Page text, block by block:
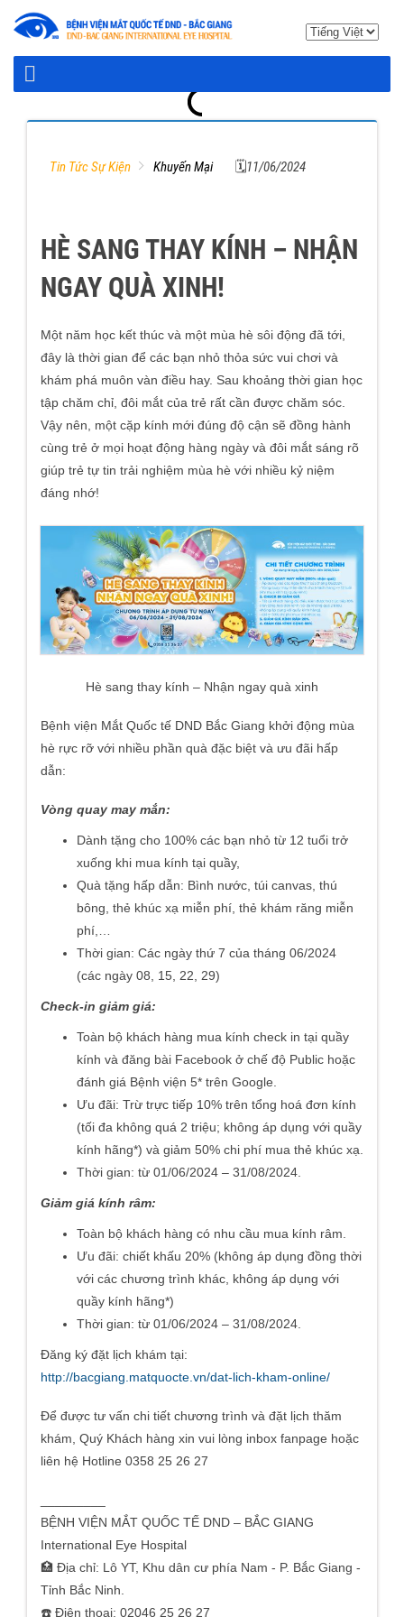
Tin Tức Sự Kiện Khuyến Mại 🗓11/06/2024
HÈ SANG THAY KÍNH – NHẬN
NGAY QUÀ XINH!
Một năm học kết thúc và một mùa hè sôi động đã tới,
đây là thời gian để các bạn nhỏ thỏa sức vui chơi và
khám phá muôn vàn điều hay. Sau khoảng thời gian học
tập chăm chỉ, đôi mắt của trẻ rất cần được chăm sóc.
Vậy nên, một cặp kính mới đúng độ cận sẽ đồng hành
cùng trẻ ở mọi hoạt động hàng ngày và đôi mắt sáng rõ
giúp trẻ tự tin trải nghiệm mùa hè với nhiều kỷ niệm
đáng nhớ!
Hè sang thay kính – Nhận ngay quà xinh
Bệnh viện Mắt Quốc tế DND Bắc Giang khởi động mùa
hè rực rỡ với nhiều phần quà đặc biệt và ưu đãi hấp
dẫn:
Vòng quay may mắn:
Dành tặng cho 100% các bạn nhỏ từ 12 tuổi trở
xuống khi mua kính tại quầy,
Quà tặng hấp dẫn: Bình nước, túi canvas, thú
bông, thẻ khúc xạ miễn phí, thẻ khám răng miễn
phí,…
Thời gian: Các ngày thứ 7 của tháng 06/2024
(các ngày 08, 15, 22, 29)
Check-in giảm giá:
Toàn bộ khách hàng mua kính check in tại quầy
kính và đăng bài Facebook ở chế độ Public hoặc
đánh giá Bệnh viện 5* trên Google.
Ưu đãi: Trừ trực tiếp 10% trên tổng hoá đơn kính
(tối đa không quá 2 triệu; không áp dụng với quầy
kính hãng*) và giảm 50% chi phí mua thẻ khúc xạ.
Thời gian: từ 01/06/2024 – 31/08/2024.
Giảm giá kính râm:
Toàn bộ khách hàng có nhu cầu mua kính râm.
Ưu đãi: chiết khấu 20% (không áp dụng đồng thời
với các chương trình khác, không áp dụng với
quầy kính hãng*)
Thời gian: từ 01/06/2024 – 31/08/2024.
Đăng ký đặt lịch khám tại:
http://bacgiang.matquocte.vn/dat-lich-kham-online/
Để được tư vấn chi tiết chương trình và đặt lịch thăm
khám, Quý Khách hàng xin vui lòng inbox fanpage hoặc
liên hệ Hotline 0358 25 26 27
BỆNH VIỆN MẮT QUỐC TẾ DND – BẮC GIANG
International Eye Hospital
🏥 Địa chỉ: Lô YT, Khu dân cư phía Nam - P. Bắc Giang -
Tỉnh Bắc Ninh.
☎️ Điện thoại: 02046 25 26 27